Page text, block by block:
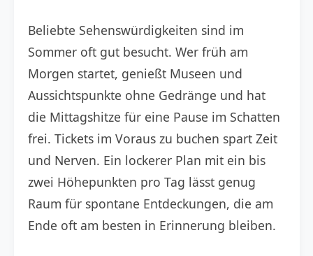
Beliebte Sehenswürdigkeiten sind im
Sommer oft gut besucht. Wer früh am
Morgen startet, genießt Museen und
Aussichtspunkte ohne Gedränge und hat
die Mittagshitze für eine Pause im Schatten
frei. Tickets im Voraus zu buchen spart Zeit
und Nerven. Ein lockerer Plan mit ein bis
zwei Höhepunkten pro Tag lässt genug
Raum für spontane Entdeckungen, die am
Ende oft am besten in Erinnerung bleiben.